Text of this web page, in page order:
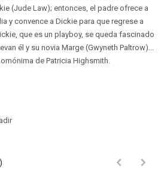
(Jude Law); entonces, el padre ofrece a
y convence a Dickie para que regrese a
que es un playboy, se queda fascinado
él y su novia Marge (Gwyneth Paltrow)...
de Patricia Highsmith.